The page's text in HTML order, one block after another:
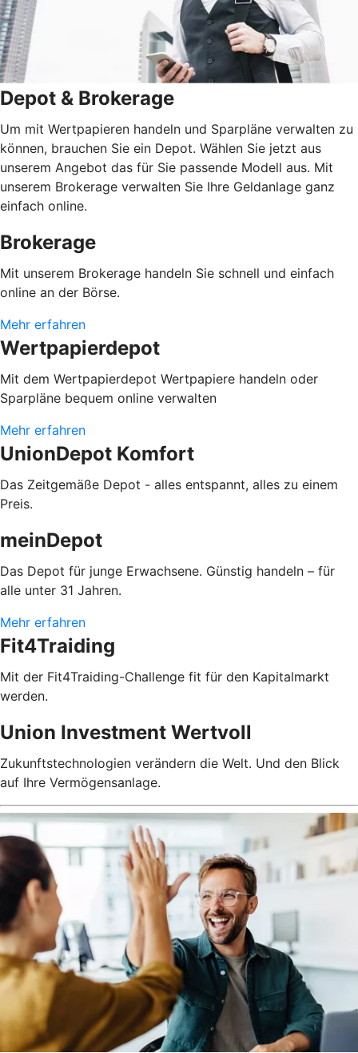
Depot & Brokerage
Um mit Wertpapieren handeln und Sparpläne verwalten zu
können, brauchen Sie ein Depot. Wählen Sie jetzt aus
unserem Angebot das für Sie passende Modell aus. Mit
unserem Brokerage verwalten Sie Ihre Geldanlage ganz
einfach online.
Brokerage
Mit unserem Brokerage handeln Sie schnell und einfach
online an der Börse.
Mehr erfahren
Wertpapierdepot
Mit dem Wertpapierdepot Wertpapiere handeln oder
Sparpläne bequem online verwalten
Mehr erfahren
UnionDepot Komfort
Das Zeitgemäße Depot - alles entspannt, alles zu einem
Preis.
meinDepot
Das Depot für junge Erwachsene. Günstig handeln – für
alle unter 31 Jahren.
Mehr erfahren
Fit4Traiding
Mit der Fit4Traiding-Challenge fit für den Kapitalmarkt
werden.
Union Investment Wertvoll
Zukunftstechnologien verändern die Welt. Und den Blick
auf Ihre Vermögensanlage.